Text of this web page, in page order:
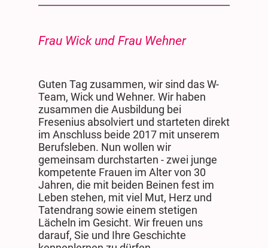
Frau Wick und Frau Wehner
Guten Tag zusammen, wir sind das W-
Team, Wick und Wehner. Wir haben
zusammen die Ausbildung bei
Fresenius absolviert und starteten direkt
im Anschluss beide 2017 mit unserem
Berufsleben. Nun wollen wir
gemeinsam durchstarten - zwei junge
kompetente Frauen im Alter von 30
Jahren, die mit beiden Beinen fest im
Leben stehen, mit viel Mut, Herz und
Tatendrang sowie einem stetigen
Lächeln im Gesicht. Wir freuen uns
darauf, Sie und Ihre Geschichte